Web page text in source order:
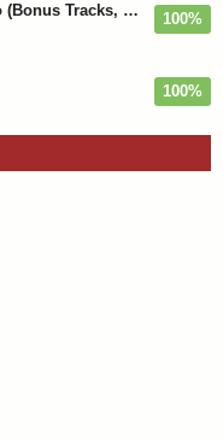
Suzi Quatro - Suzi Quatro (Bonus Tracks, Remaster) 1973/2022 100%
100%